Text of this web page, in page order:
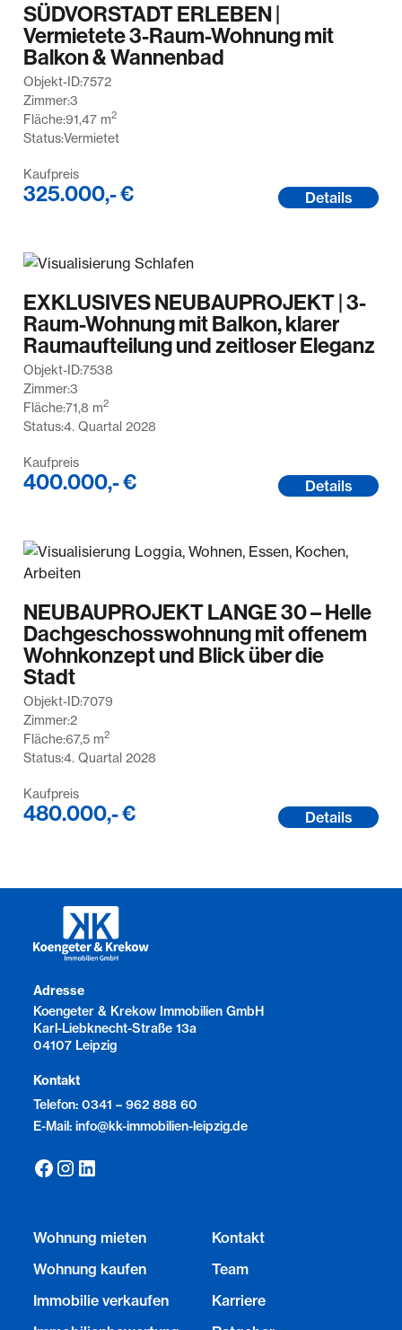
SÜDVORSTADT ERLEBEN |
Vermietete 3-Raum-Wohnung mit
Balkon & Wannenbad
Objekt-ID:7572
Zimmer:3
Fläche:91,47 m2
Status:Vermietet
Kaufpreis
325.000,- € Details
EXKLUSIVES NEUBAUPROJEKT | 3-
Raum-Wohnung mit Balkon, klarer
Raumaufteilung und zeitloser Eleganz
Objekt-ID:7538
Zimmer:3
Fläche:71,8 m2
Status:4. Quartal 2028
Kaufpreis
400.000,- € Details
NEUBAUPROJEKT LANGE 30 – Helle
Dachgeschosswohnung mit offenem
Wohnkonzept und Blick über die
Stadt
Objekt-ID:7079
Zimmer:2
Fläche:67,5 m2
Status:4. Quartal 2028
Kaufpreis
480.000,- € Details
Adresse
Koengeter & Krekow Immobilien GmbH
Karl-Liebknecht-Straße 13a
04107 Leipzig
Kontakt
Telefon: 0341 – 962 888 60
E-Mail: info@kk-immobilien-leipzig.de
Wohnung mieten
Wohnung kaufen
Immobilie verkaufen
Kontakt
Team
Karriere